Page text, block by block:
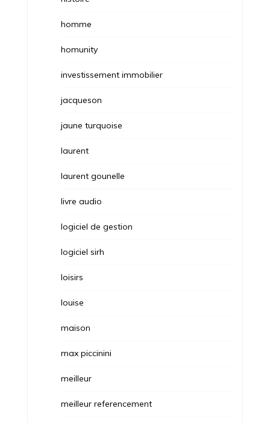
homme
homunity
investissement immobilier
jacqueson
jaune turquoise
laurent
laurent gounelle
livre audio
logiciel de gestion
logiciel sirh
loisirs
louise
maison
max piccinini
meilleur
meilleur referencement